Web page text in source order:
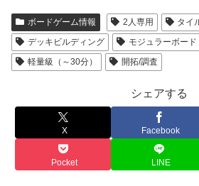
ボードゲーム情報 2人専用
タイ
デッキビルディング
モジュラーボード
軽量級（～30分）
開拓/調査
シェアする
X Facebook
Pocket LINE